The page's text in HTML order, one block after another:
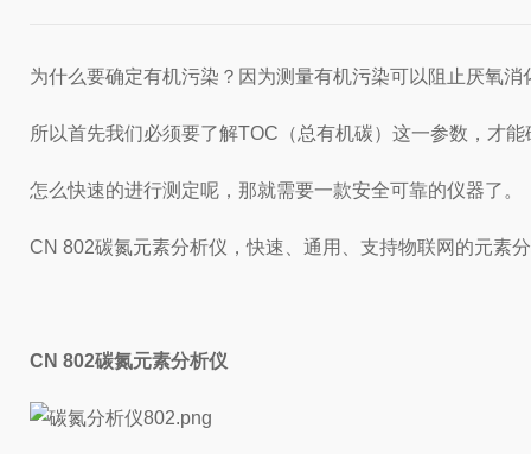
为什么要确定有机污染？因为测量有机污染可以阻止厌氧
所以首先我们必须要了解TOC（总有机碳）这一参数，才
怎么快速的进行测定呢，那就需要一款安全可靠的仪器了。
CN 802碳氮元素分析仪，快速、通用、支持物联网的元素
CN 802碳氮元素分析仪